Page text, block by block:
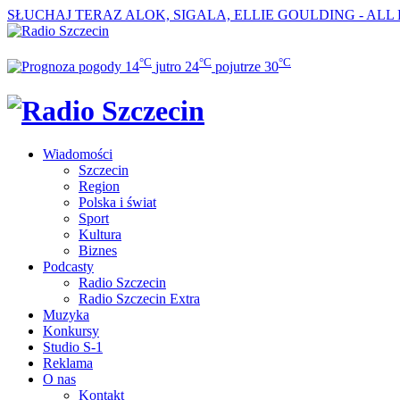
SŁUCHAJ TERAZ ALOK, SIGALA, ELLIE GOULDING - ALL
14°C jutro 24°C pojutrze 30°C
Wiadomości
Szczecin
Region
Polska i świat
Sport
Kultura
Biznes
Podcasty
Radio Szczecin
Radio Szczecin Extra
Muzyka
Konkursy
Studio S-1
Reklama
O nas
Kontakt